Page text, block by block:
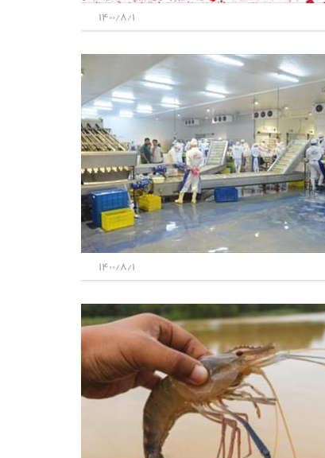
1400/8/1
1400/8/1